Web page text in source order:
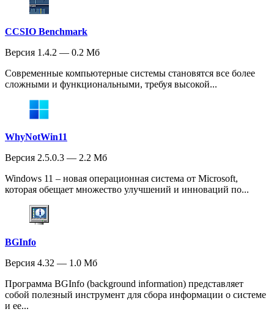
CCSIO Benchmark
Версия 1.4.2 — 0.2 Мб
Современные компьютерные системы становятся все более
сложными и функциональными, требуя высокой...
WhyNotWin11
Версия 2.5.0.3 — 2.2 Мб
Windows 11 – новая операционная система от Microsoft,
которая обещает множество улучшений и инноваций по...
BGInfo
Версия 4.32 — 1.0 Мб
Программа BGInfo (background information) представляет
собой полезный инструмент для сбора информации о системе
и ее...